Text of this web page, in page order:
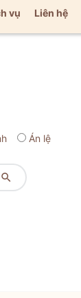
vụ Liên hệ
Án lệ
